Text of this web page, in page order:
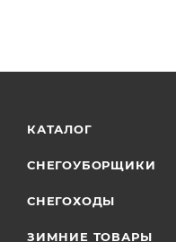
КАТАЛОГ
СНЕГОУБОРЩИКИ
СНЕГОХОДЫ
ЗИМНИЕ ТОВАРЫ